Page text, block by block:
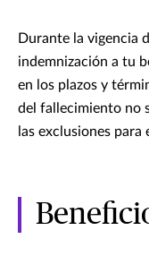
Durante la vigencia
indemnización a tu
en los plazos y
del fallecimiento no
las exclusiones para